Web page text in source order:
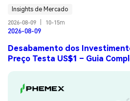
Insights de Mercado
2026-08-09
10-15m
2026-08-09
Desabamento dos
Preço Testa US$1 – Guia